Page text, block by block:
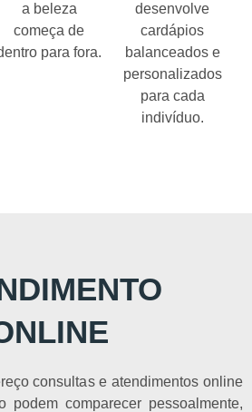
a beleza
começa de
para fora.
desenvolve
cardápios
balanceados e
personalizados
para cada
indivíduo.
consultas e atendimentos online
podem comparecer pessoalmente,